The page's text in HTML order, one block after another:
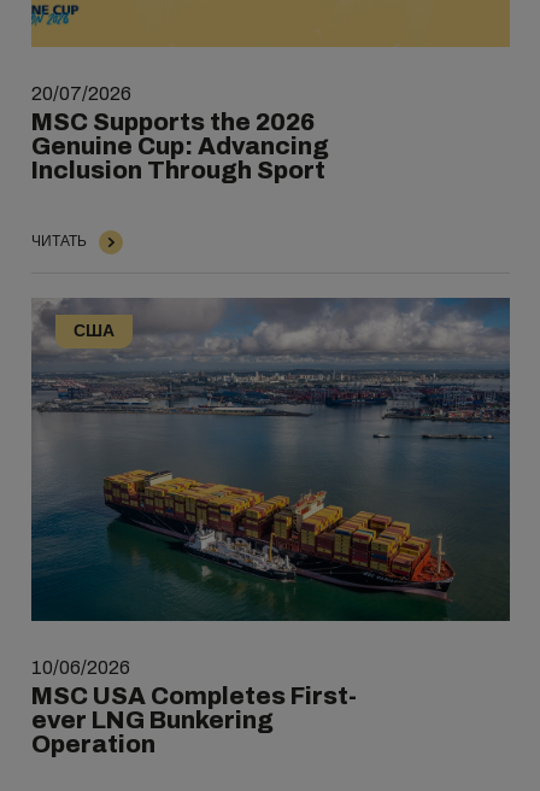
20/07/2026
MSC Supports the 2026
Genuine Cup: Advancing
Inclusion Through Sport
ЧИТАТЬ
США
10/06/2026
MSC USA Completes First-
ever LNG Bunkering
Operation